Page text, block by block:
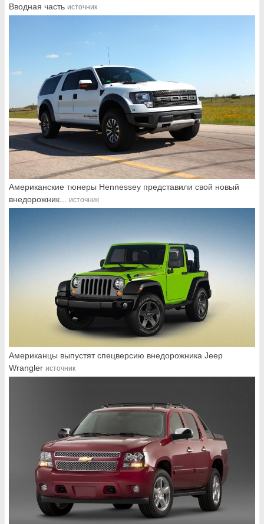
Вводная часть источник
Американские тюнеры Hennessey представили свой новый
внедорожник... источник
Американцы выпустят спецверсию внедорожника Jeep
Wrangler источник